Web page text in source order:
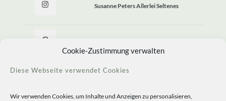
Cookie-Zustimmung verwalten
Diese Webseite verwendet Cookies
Wir verwenden Cookies, um Inhalte und Anzeigen zu personalisieren,
Susanne Peters Allerlei Seltenes